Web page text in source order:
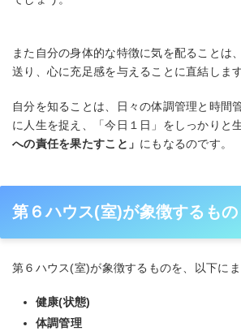
また自分の身体的な特徴に気を配ることは
送り、心に充足感を与えることに直結します
自分を知ることは、日々の体調管理と時間
に人生を捉え、「今日１日」をしっかりと
への責任を果たすこと」 にもなるのです。
第６ハウス(室)が象徴するもの
第６ハウス(室)が象徴するものを、以下にま
健康(状態)
体調管理